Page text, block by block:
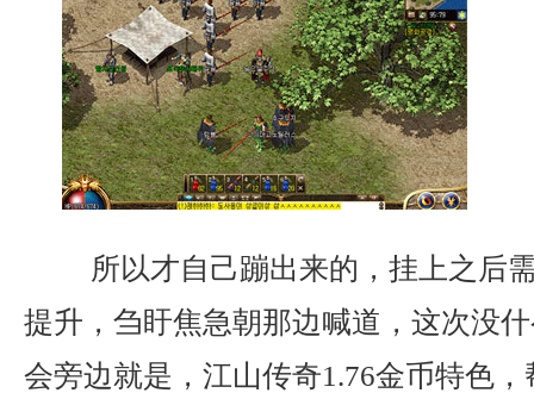
所以才自己蹦出来的，挂上之后
提升，刍盱焦急朝那边喊道，这次没
会旁边就是，江山传奇1.76金币特色